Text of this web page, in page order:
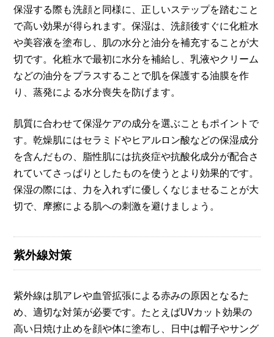
保湿する際も洗顔と同様に、正しいステップを踏むこと
で高い効果が得られます。保湿は、洗顔後すぐに化粧水
や美容液を塗布し、肌の水分と油分を補充することが大
切です。化粧水で最初に水分を補給し、乳液やクリーム
などの油分をプラスすることで肌を保護する油膜を作
り、蒸発による水分喪失を防げます。
肌質に合わせて保湿ケアの成分を選ぶこともポイントで
す。乾燥肌にはセラミドやヒアルロン酸などの保湿成分
を含んだもの、脂性肌には抗炎症や抗酸化成分が配合さ
れていてさっぱりとしたものを使うとより効果的です。
保湿の際には、力を入れずに優しくなじませることが大
切で、摩擦による肌への刺激を避けましょう。
紫外線対策
紫外線は肌アレや血管拡張による赤みの原因となるた
め、適切な対策が必要です。たとえばUVカット効果の
高い日焼け止めを顔や体に塗布し、日中は帽子やサング